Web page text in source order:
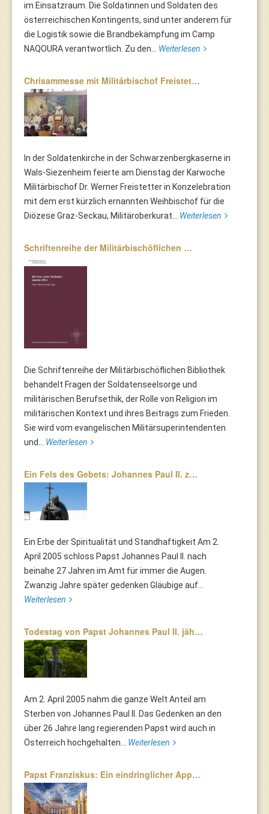
im Einsatzraum. Die Soldatinnen und Soldaten des
österreichischen Kontingents, sind unter anderem für
die Logistik sowie die Brandbekämpfung im Camp
NAQOURA verantwortlich. Zu den... Weiterlesen
Chrisammesse mit Militärbischof Freistet…
In der Soldatenkirche in der Schwarzenbergkaserne in
Wals-Siezenheim feierte am Dienstag der Karwoche
Militärbischof Dr. Werner Freistetter in Konzelebration
mit dem erst kürzlich ernannten Weihbischof für die
Diözese Graz-Seckau, Militäroberkurat... Weiterlesen
Schriftenreihe der Militärbischöflichen …
Die Schriftenreihe der Militärbischöflichen Bibliothek
behandelt Fragen der Soldatenseelsorge und
militärischen Berufsethik, der Rolle von Religion im
militärischen Kontext und ihres Beitrags zum Frieden.
Sie wird vom evangelischen Militärsuperintendenten
und... Weiterlesen
Ein Fels des Gebets: Johannes Paul II. z…
Ein Erbe der Spiritualität und Standhaftigkeit Am 2.
April 2005 schloss Papst Johannes Paul II. nach
beinahe 27 Jahren im Amt für immer die Augen.
Zwanzig Jahre später gedenken Gläubige auf...
Weiterlesen
Todestag von Papst Johannes Paul II. jäh…
Am 2. April 2005 nahm die ganze Welt Anteil am
Sterben von Johannes Paul II. Das Gedenken an den
über 26 Jahre lang regierenden Papst wird auch in
Österreich hochgehalten... Weiterlesen
Papst Franziskus: Ein eindringlicher App…